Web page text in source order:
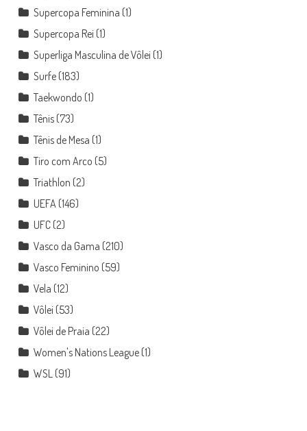
Supercopa Feminina (1)
Supercopa Rei (1)
Superliga Masculina de Vôlei (1)
Surfe(183)
Taekwondo (1)
Tênis(73)
Tênis de Mesa (1)
Tiro com Arco (5)
Triathlon (2)
UEFA(146)
UFC(2)
Vasco da Gama (210)
Vasco Feminino (59)
Vela (12)
Vôlei (53)
Vôlei de Praia (22)
Women's Nations League(1)
WSL(91)